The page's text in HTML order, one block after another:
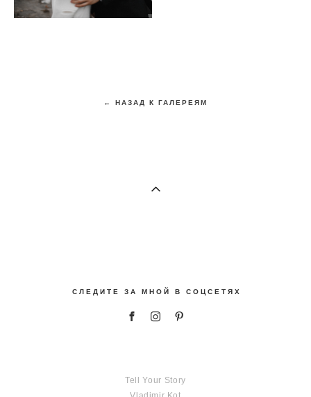
← НАЗАД К ГАЛЕРЕЯМ
С Л Е Д И Т Е З А М Н О Й В С О Ц С Е Т Я Х
Tell Your Story